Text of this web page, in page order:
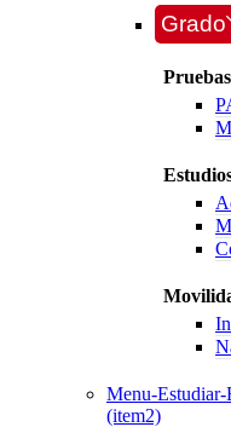
Grado
Menu-
(item2)